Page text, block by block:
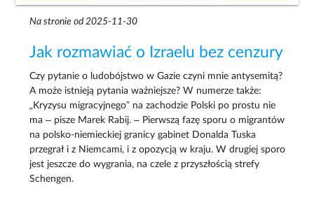
Na stronie od 2025-11-30
Jak rozmawiać o Izraelu bez cenzury
Czy pytanie o ludobójstwo w Gazie czyni mnie antysemitą?
A może istnieją pytania ważniejsze? W numerze także:
„Kryzysu migracyjnego” na zachodzie Polski po prostu nie
ma – pisze Marek Rabij. – Pierwszą fazę sporu o migrantów
na polsko-niemieckiej granicy gabinet Donalda Tuska
przegrał i z Niemcami, i z opozycją w kraju. W drugiej sporo
jest jeszcze do wygrania, na czele z przyszłością strefy
Schengen.